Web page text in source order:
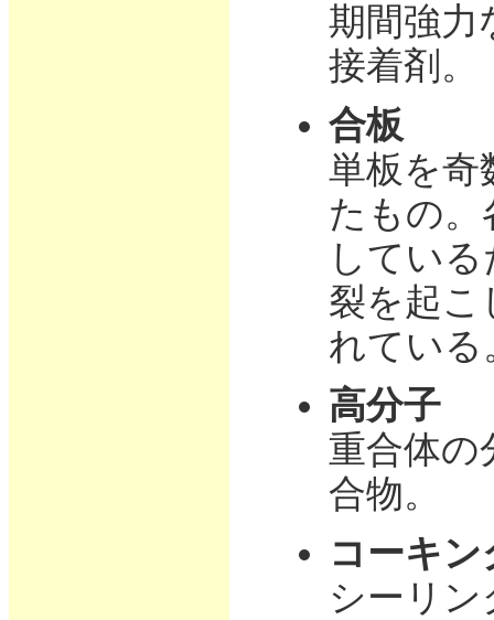
期間強力
接着剤。
合板
単板を奇
たもの。
してい
裂を起こ
れている
高分子
重合体の
合物。
コーキ
シーリ